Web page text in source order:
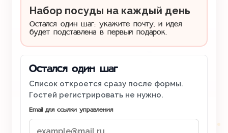
Набор посуды на каждый день
Остался один шаг: укажите почту, и идея
будет подставлена в первый подарок.
Остался один шаг
Список откроется сразу после формы.
Гостей регистрировать не нужно.
Email для ссылки управления